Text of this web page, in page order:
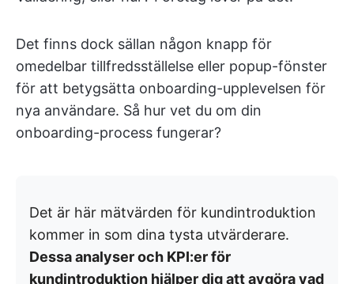
Det finns dock sällan någon knapp för
omedelbar tillfredsställelse eller popup-fönster
för att betygsätta onboarding-upplevelsen för
nya användare. Så hur vet du om din
onboarding-process fungerar?
Det är här mätvärden för kundintroduktion
kommer in som dina tysta utvärderare.
Dessa analyser och KPI:er för
kundintroduktion hjälper dig att avgöra vad